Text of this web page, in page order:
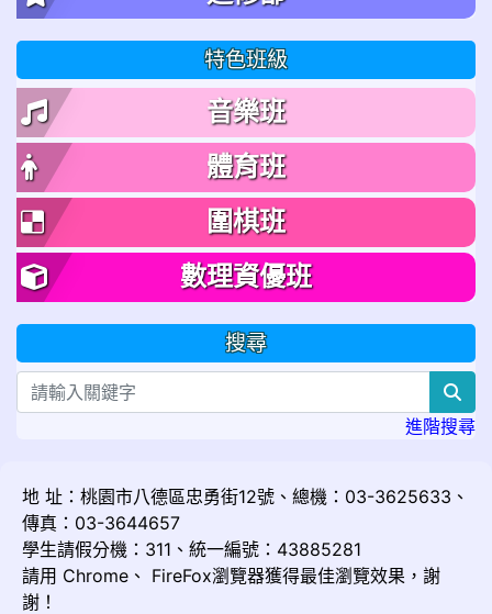
特色班級
音樂班
體育班
圍棋班
數理資優班
搜尋
進階搜尋
地 址：桃園市八德區忠勇街12號、總機：03-3625633、
傳真：03-3644657
學生請假分機：311、統一編號：43885281
請用 Chrome 、 FireFox瀏覽器獲得最佳瀏覽效果，謝
謝！